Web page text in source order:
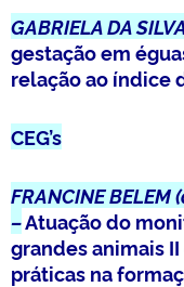
GABRIELA DA
gestação em
relação ao índice
CEG’s
FRANCINE
–Atuação do
grandes animais
práticas na